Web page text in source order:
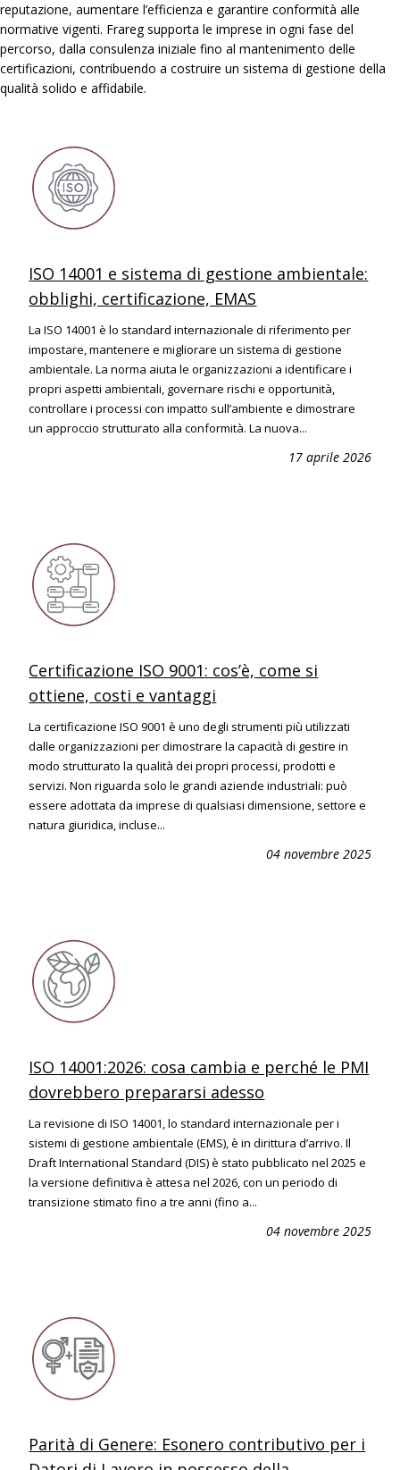
reputazione, aumentare l’efficienza e garantire conformità alle
normative vigenti. Frareg supporta le imprese in ogni fase del
percorso, dalla consulenza iniziale fino al mantenimento delle
certificazioni, contribuendo a costruire un sistema di gestione della
qualità solido e affidabile.
ISO 14001 e sistema di gestione ambientale:
obblighi, certificazione, EMAS
La ISO 14001 è lo standard internazionale di riferimento per
impostare, mantenere e migliorare un sistema di gestione
ambientale. La norma aiuta le organizzazioni a identificare i
propri aspetti ambientali, governare rischi e opportunità,
controllare i processi con impatto sull’ambiente e dimostrare
un approccio strutturato alla conformità. La nuova...
17 aprile 2026
Certificazione ISO 9001: cos’è, come si
ottiene, costi e vantaggi
La certificazione ISO 9001 è uno degli strumenti più utilizzati
dalle organizzazioni per dimostrare la capacità di gestire in
modo strutturato la qualità dei propri processi, prodotti e
servizi. Non riguarda solo le grandi aziende industriali: può
essere adottata da imprese di qualsiasi dimensione, settore e
natura giuridica, incluse...
04 novembre 2025
ISO 14001:2026: cosa cambia e perché le PMI
dovrebbero prepararsi adesso
La revisione di ISO 14001, lo standard internazionale per i
sistemi di gestione ambientale (EMS), è in dirittura d’arrivo. Il
Draft International Standard (DIS) è stato pubblicato nel 2025 e
la versione definitiva è attesa nel 2026, con un periodo di
transizione stimato fino a tre anni (fino a...
04 novembre 2025
Parità di Genere: Esonero contributivo per i